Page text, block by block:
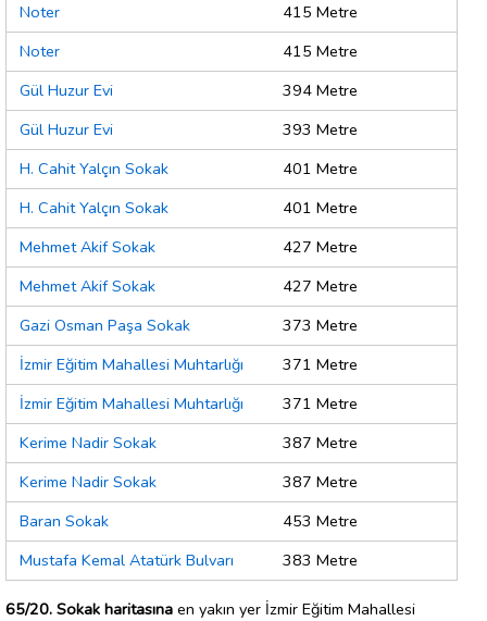
Noter
415 Metre
Noter
415 Metre
Gül Huzur Evi
394 Metre
Gül Huzur Evi
393 Metre
H. Cahit Yalçın Sokak
401 Metre
H. Cahit Yalçın Sokak
401 Metre
Mehmet Akif Sokak
427 Metre
Mehmet Akif Sokak
427 Metre
Gazi Osman Paşa Sokak
373 Metre
İzmir Eğitim Mahallesi Muhtarlığı
371 Metre
İzmir Eğitim Mahallesi Muhtarlığı
371 Metre
Kerime Nadir Sokak
387 Metre
Kerime Nadir Sokak
387 Metre
Baran Sokak
453 Metre
Mustafa Kemal Atatürk Bulvarı
383 Metre
65/20. Sokak haritasına en yakın yer İzmir Eğitim Mahallesi